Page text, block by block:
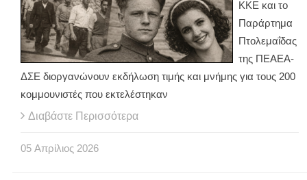
ΚΚΕ και το
Παράρτημα
Πτολεμαΐδας
της ΠΕΑΕΑ-
ΔΣΕ διοργανώνουν εκδήλωση τιμής και μνήμης για τους 200
κομμουνιστές που εκτελέστηκαν
Διαβάστε Περισσότερα
05 Απρίλιος 2026